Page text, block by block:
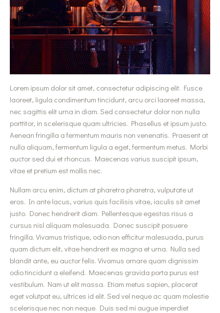
Lorem ipsum dolor sit amet, consectetur adipiscing elit. Fusce
laoreet, ligula condimentum tincidunt, arcu orci laoreet massa,
nec sagittis elit urna in diam. Sed consectetur dolor non nulla
porttitor, in scelerisque quam ultricies. Phasellus et ipsum justo.
Aenean fringilla a fermentum mauris non venenatis. Praesent at
nulla aliquam, fermentum ligula a eget, fermentum metus. Morbi
auctor sed dui et rhoncus. Maecenas varius suscipit ipsum,
vitae et pretium est mollis nec.
Nullam arcu enim, dictum at pharetra pharetra, vulputate ut
eros. In ante lacus, varius quis facilisis vitae, iaculis sit amet
justo. Donec hendrerit diam. Pellentesque egestas risus a
cursus nisl aliquam malesuada. Donec suscipit posuere
fringilla. Vivamus tristique, odio non efficitur malesuada, purus
quam dictum elit, vitae hendrerit ex magna et urna. Nulla sed
blandit ante, eu auctor felis. Vivamus ornare quam dignissim
odio tincidunt a eleifend. Maecenas gravida porta purus est
vestibulum. Nam ut elit massa. Etiam metus sapien, placerat
eget volutpat eu, ultrices id elit. Sed vel neque ac quam molestie
scelerisque nec non neque. Duis sed mi augue imperdiet